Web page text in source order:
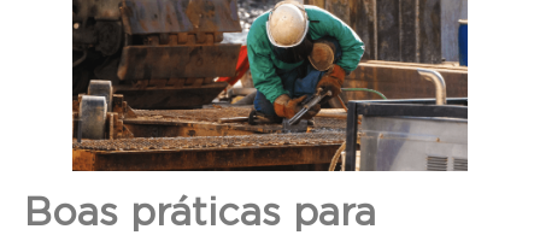
Boas práticas para